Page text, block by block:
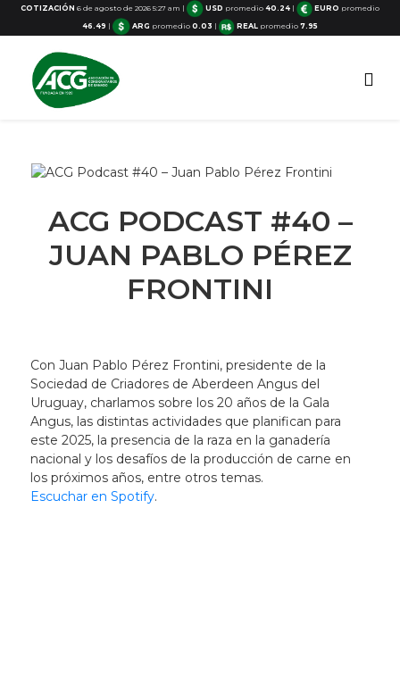
COTIZACIÓN 6 de agosto de 2026 5:27 am | USD promedio40.24 | EURO promedio
46.49 | ARG promedio 0.03 | REALpromedio 7.95
ACG PODCAST #40 –
JUAN PABLO PÉREZ
FRONTINI
Con Juan Pablo Pérez Frontini, presidente de la
Sociedad de Criadores de Aberdeen Angus del
Uruguay, charlamos sobre los 20 años de la Gala
Angus, las distintas actividades que planifican para
este 2025, la presencia de la raza en la ganadería
nacional y los desafíos de la producción de carne en
los próximos años, entre otros temas.
Escuchar en Spotify.